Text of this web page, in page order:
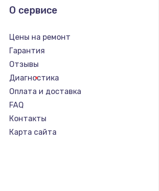
О сервисе
Цены на ремонт
Гарантия
Отзывы
Диагностика
Оплата и доставка
FAQ
Контакты
Карта сайта